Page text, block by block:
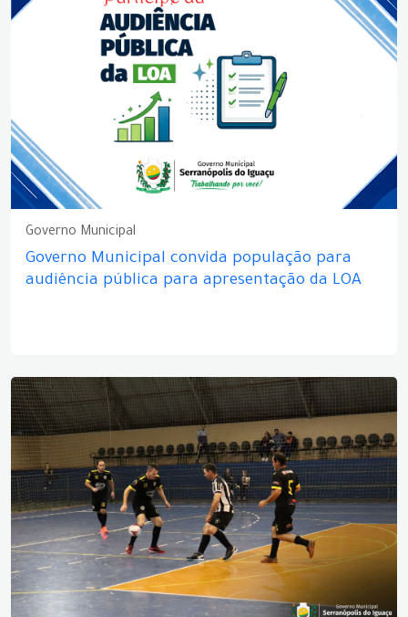
Governo Municipal
Governo Municipal convida população para
audiência pública para apresentação da LOA